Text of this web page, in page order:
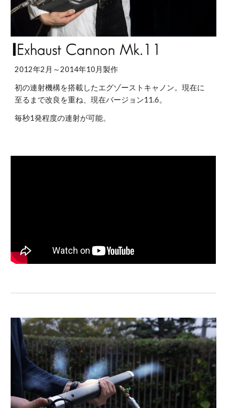
2012年2月～2014年10月製作
初の連射機構を搭載したエグゾーストキャノン。現在に
至るまで改良を重ね、現在バージョン11.6。
毎秒1発程度の連射が可能。